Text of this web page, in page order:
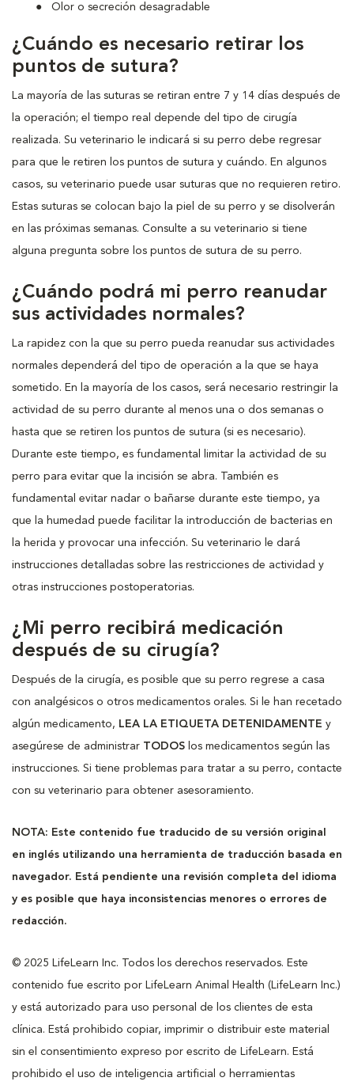
Olor o secreción desagradable
¿Cuándo es necesario retirar los
puntos de sutura?
La mayoría de las suturas se retiran entre 7 y 14 días después de
la operación; el tiempo real depende del tipo de cirugía
realizada. Su veterinario le indicará si su perro debe regresar
para que le retiren los puntos de sutura y cuándo. En algunos
casos, su veterinario puede usar suturas que no requieren retiro.
Estas suturas se colocan bajo la piel de su perro y se disolverán
en las próximas semanas. Consulte a su veterinario si tiene
alguna pregunta sobre los puntos de sutura de su perro.
¿Cuándo podrá mi perro reanudar
sus actividades normales?
La rapidez con la que su perro pueda reanudar sus actividades
normales dependerá del tipo de operación a la que se haya
sometido. En la mayoría de los casos, será necesario restringir la
actividad de su perro durante al menos una o dos semanas o
hasta que se retiren los puntos de sutura (si es necesario).
Durante este tiempo, es fundamental limitar la actividad de su
perro para evitar que la incisión se abra. También es
fundamental evitar nadar o bañarse durante este tiempo, ya
que la humedad puede facilitar la introducción de bacterias en
la herida y provocar una infección. Su veterinario le dará
instrucciones detalladas sobre las restricciones de actividad y
otras instrucciones postoperatorias.
¿Mi perro recibirá medicación
después de su cirugía?
Después de la cirugía, es posible que su perro regrese a casa
con analgésicos o otros medicamentos orales. Si le han recetado
algún medicamento, LEA LA ETIQUETA DETENIDAMENTE y
asegúrese de administrar TODOS los medicamentos según las
instrucciones. Si tiene problemas para tratar a su perro, contacte
con su veterinario para obtener asesoramiento.
NOTA: Este contenido fue traducido de su versión original
en inglés utilizando una herramienta de traducción basada en
navegador. Está pendiente una revisión completa del idioma
y es posible que haya inconsistencias menores o errores de
redacción.
© 2025 LifeLearn Inc. Todos los derechos reservados. Este
contenido fue escrito por LifeLearn Animal Health (LifeLearn Inc.)
y está autorizado para uso personal de los clientes de esta
clínica. Está prohibido copiar, imprimir o distribuir este material
sin el consentimiento expreso por escrito de LifeLearn. Está
prohibido el uso de inteligencia artificial o herramientas